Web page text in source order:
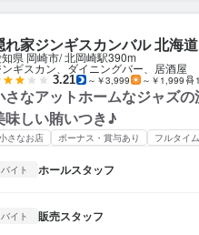
れ家ジンギスカンバル 北海
県 岡崎市 北岡崎駅390m
ンギスカン、ダイニングバー、居酒屋
3.21 ～￥3,999 ～￥1,999
さなアットホームなジャズの
味しい賄いつき♪
さなお店 ボーナス・賞与あり フルタイ
バイト ホールスタッフ
バイト 販売スタッフ